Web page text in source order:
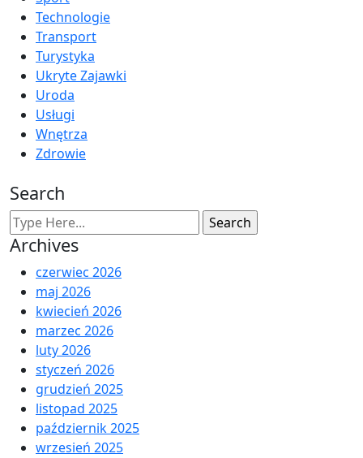
Technologie
Transport
Turystyka
Ukryte Zajawki
Uroda
Usługi
Wnętrza
Zdrowie
Search
Archives
czerwiec 2026
maj 2026
kwiecień 2026
marzec 2026
luty 2026
styczeń 2026
grudzień 2025
listopad 2025
październik 2025
wrzesień 2025